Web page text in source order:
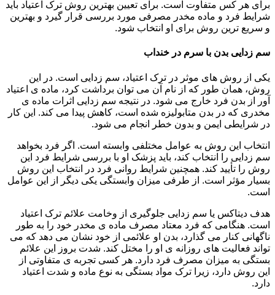
برای هر کس متفاوت است. برای تعیین بهترین روش ترک اعتیاد باید
شرایط فرد و ماده مخدر مصرفی مورد بررسی قرار گیرد و بهترین
و سریع ترین روش برای او انتخاب شود.
سم زدایی بدن با سرم در خنداب
یکی از روش های موثر در ترک اعتیاد، سم زدایی است. در این
روش، همان طور که از نام آن می توان برداشت کرد، ماده ی اعتیاد
آور از بدن فرد خارج می شود. در نتیجه سم زدایی اثرات ماده ی
مخدری که در بدن متابولیزه شده است، کاهش پیدا می کند. این کار
در شرایطی ایمن و بدون خطر انجام می شود.
انتخاب این روش به عوامل مختلفی وابسته است. اگر فرد بخواهد
سم زدایی را انتخاب کند، باید پزشک او با بررسی شرایط فرد این
روش را تأیید کند. همچنین شرایط روانی فرد در انتخاب این روش
بسیار مؤثر است. از طرفی میزان وابستگی یکی دیگر از این عوامل
است.
هدف دیتاکس یا سم زدایی جلوگیری از وخامت علائم ترک اعتیاد
است. هنگامی که فرد معتاد مصرف ماده ی مخدر خود را به طور
ناگهانی کنار می گذارد، بدن او علائمی از خود نشان می دهد که می
تواند فعالیت های روزانه ی او را مختل کند. شدت بروز این علائم
بستگی به میزان مصرف فرد دارد. هر کسی تجربه ی متفاوتی از
این روش دارد، زیرا ترک مواد بستگی به نوع ماده و شدت اعتیاد
دارد.